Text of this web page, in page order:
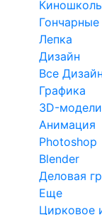
Лепка
Дизайн
Все Дизайн
Графика
3D-
Анимация
Photoshop
Blender
Деловая
Еще
Цирковое